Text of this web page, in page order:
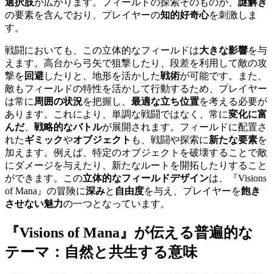
選択肢が広がります。フィールドの探索そのものが、 謎解き
の要素を含んでおり、プレイヤーの知的好奇心を刺激しま
す。
戦闘においても、この立体的なフィールドは大きな影響を与
えます。高台から弓矢で狙撃したり、段差を利用して敵の攻
撃を 回避したりと、地形を活かした戦術が可能です。また、
敵もフィールドの特性を活かして行動するため、プレイヤー
は常に 周囲の状況を把握し、 最適な立ち位置を考える必要が
あります。これにより、単調な戦闘ではなく、常に変化に富
んだ、 戦略的なバトルが展開されます。フィールドに配置さ
れたギミックやオブジェクト も、戦闘や探索に新たな要素を
加えます。例えば、特定のオブジェクトを破壊することで敵
にダメージを与えたり、新たなルートを開拓したりすること
ができます。この立体的なフィールドデザインは、『Visions
of Mana』の冒険に深みと 自由度を与え、プレイヤーを飽き
させない魅力の一つとなっています。
『Visions of Mana』が伝える普遍的な
テーマ ：自然と共生する意味